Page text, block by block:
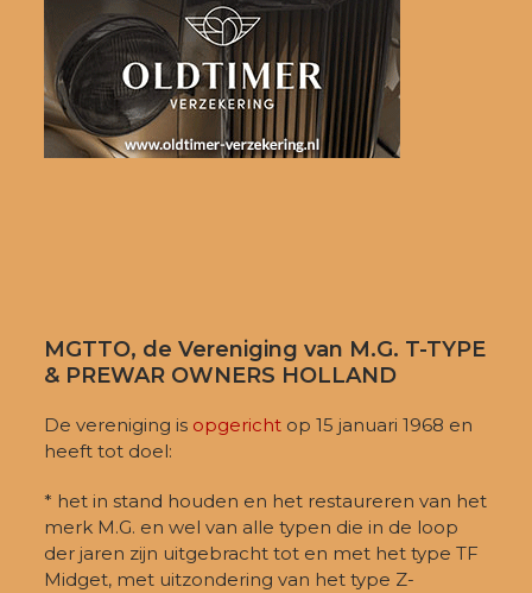
MGTTO, de Vereniging van M.G. T-TYPE
& PREWAR OWNERS HOLLAND
De vereniging is opgericht op 15 januari 1968 en
heeft tot doel:
* het in stand houden en het restaureren van het
merk M.G. en wel van alle typen die in de loop
der jaren zijn uitgebracht tot en met het type TF
Midget, met uitzondering van het type Z-